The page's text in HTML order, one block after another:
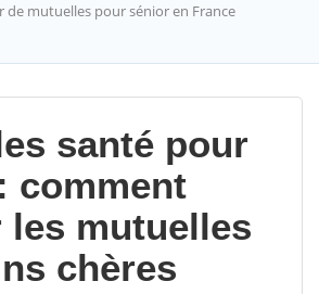
de mutuelles pour sénior en France
santé pour
comment
les mutuelles
chères